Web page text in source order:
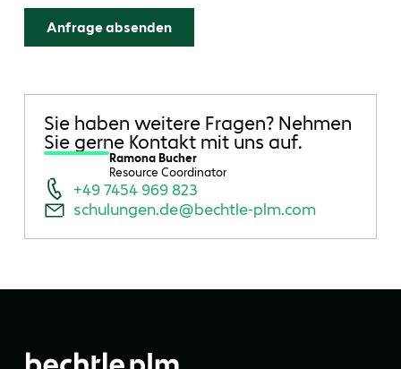
Sie haben weitere Fragen? Nehmen
Sie gerne Kontakt mit uns auf.
Ramona Bucher
Resource Coordinator
+49 7454 969 823
schulungen.de@bechtle-plm.com